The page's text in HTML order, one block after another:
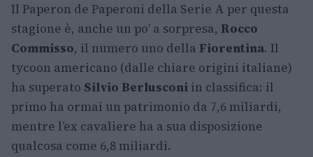
Il Paperon de Paperoni della Serie A per questa
stagione è, anche un po’ a sorpresa, Rocco
Commisso, il numero uno della Fiorentina. Il
tycoon americano (dalle chiare origini italiane)
ha superato Silvio Berlusconi in classifica: il
primo ha ormai un patrimonio da 7,6 miliardi,
mentre l’ex cavaliere ha a sua disposizione
qualcosa come 6,8 miliardi.